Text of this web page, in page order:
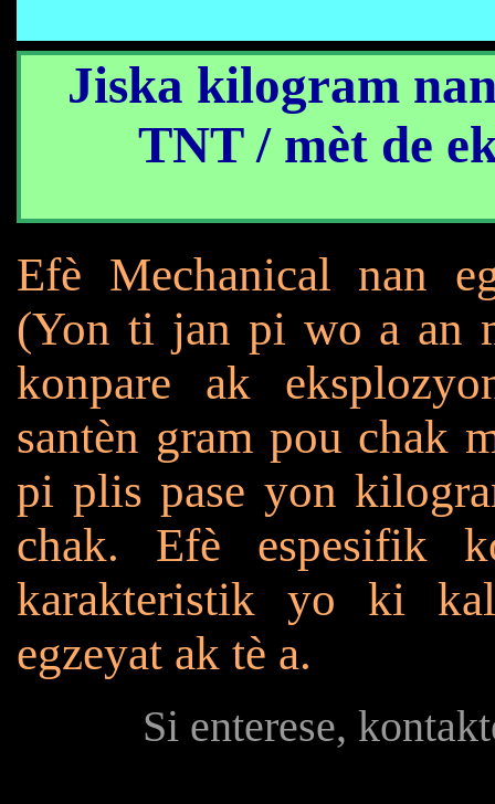
Jiska kilogram
TNT / mèt de
Efè Mechanical nan
(Yon ti jan pi wo a an
konpare ak
santèn gram pou chak
pi plis pase yon
chak. Efè espesifik
karakteristik yo ki
egzeyat ak tè a.
Si enterese,